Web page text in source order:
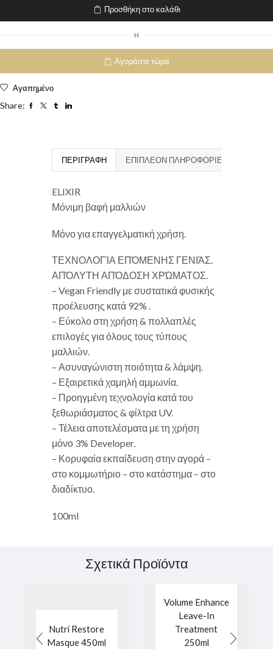
Προσθήκη στο καλάθι
H
Αγοράστε τώρα
Αγαπημένο
Share:
ΠΕΡΙΓΡΑΦΉ ΕΠΙΠΛΈΟΝ ΠΛΗΡΟΦΟΡΊΕΣ
ELIXIR
Μόνιμη βαφή μαλλιών
Μόνο για επαγγελματική χρήση.
ΤΕΧΝΟΛΟΓΊΑ ΕΠΌΜΕΝΗΣ ΓΕΝΙΆΣ.
ΑΠΌΛΥΤΗ ΑΠΌΔΟΣΗ ΧΡΏΜΑΤΟΣ.
– Vegan Friendly με συστατικά φυσικής
προέλευσης κατά 92% .
– Εύκολο στη χρήση & πολλαπλές
επιλογές για όλους τους τύπους
μαλλιών.
– Ασυναγώνιστη ποιότητα & λάμψη.
– Εξαιρετικά χαμηλή αμμωνία.
– Προηγμένη τεχνολογία κατά του
ξεθωριάσματος & φίλτρα UV.
– Τέλεια αποτελέσματα με τη χρήση
μόνο 3% Developer.
– Κορυφαία εκπαίδευση στην αγορά –
στο κομμωτήριο – στο κατάστημα – στο
διαδίκτυο.
100ml
Σχετικά Προϊόντα
Nutri Restore
Masque 450ml
Volume Enhance
Leave-In
Treatment
250ml